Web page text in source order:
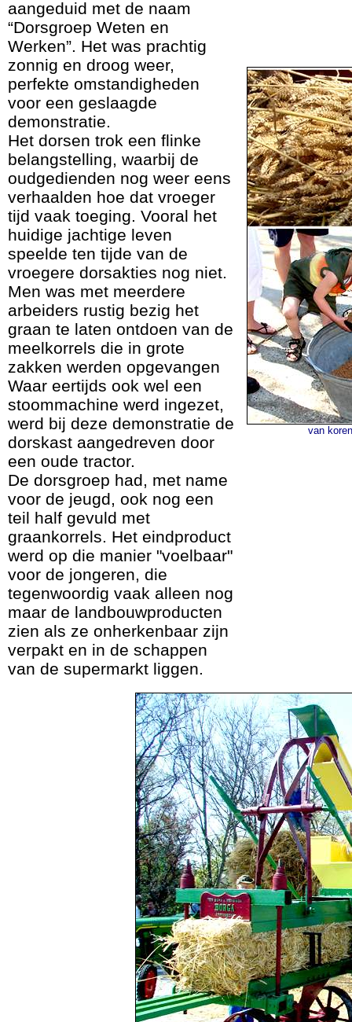
aangeduid met de naam
“Dorsgroep Weten en
Werken”. Het was prachtig
zonnig en droog weer,
perfekte omstandigheden
voor een geslaagde
demonstratie.
Het dorsen trok een flinke
belangstelling, waarbij de
oudgedienden nog weer eens
verhaalden hoe dat vroeger
tijd vaak toeging. Vooral het
huidige jachtige leven
speelde ten tijde van de
vroegere dorsakties nog niet.
Men was met meerdere
arbeiders rustig bezig het
graan te laten ontdoen van de
meelkorrels die in grote
zakken werden opgevangen
Waar eertijds ook wel een
stoommachine werd ingezet,
werd bij deze demonstratie de
dorskast aangedreven door
een oude tractor.
De dorsgroep had, met name
voor de jeugd, ook nog een
teil half gevuld met
graankorrels. Het eindproduct
werd op die manier "voelbaar"
voor de jongeren, die
tegenwoordig vaak alleen nog
maar de landbouwproducten
zien als ze onherkenbaar zijn
verpakt en in de schappen
van de supermarkt liggen.
van